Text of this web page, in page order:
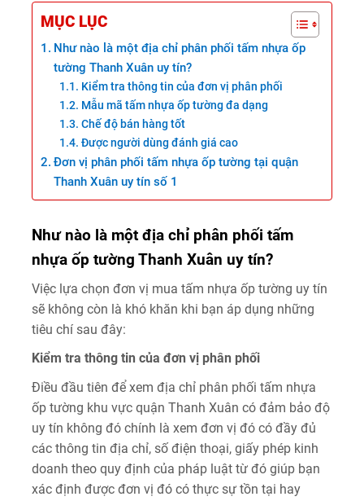
MỤC LỤC
Như nào là một địa chỉ phân phối tấm nhựa ốp
tường Thanh Xuân uy tín?
Kiểm tra thông tin của đơn vị phân phối
Mẫu mã tấm nhựa ốp tường đa dạng
Chế độ bán hàng tốt
Được người dùng đánh giá cao
Đơn vị phân phối tấm nhựa ốp tường tại quận
Thanh Xuân uy tín số 1
Như nào là một địa chỉ phân phối tấm
nhựa ốp tường Thanh Xuân uy tín?
Việc lựa chọn đơn vị mua tấm nhựa ốp tường uy tín
sẽ không còn là khó khăn khi bạn áp dụng những
tiêu chí sau đây:
Kiểm tra thông tin của đơn vị phân phối
Điều đầu tiên để xem địa chỉ phân phối tấm nhựa
ốp tường khu vực quận Thanh Xuân có đảm bảo độ
uy tín không đó chính là xem đơn vị đó có đầy đủ
các thông tin địa chỉ, số điện thoại, giấy phép kinh
doanh theo quy định của pháp luật từ đó giúp bạn
xác định được đơn vị đó có thực sự tồn tại hay